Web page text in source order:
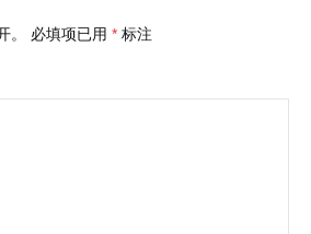
。 必填项已用 * 标注